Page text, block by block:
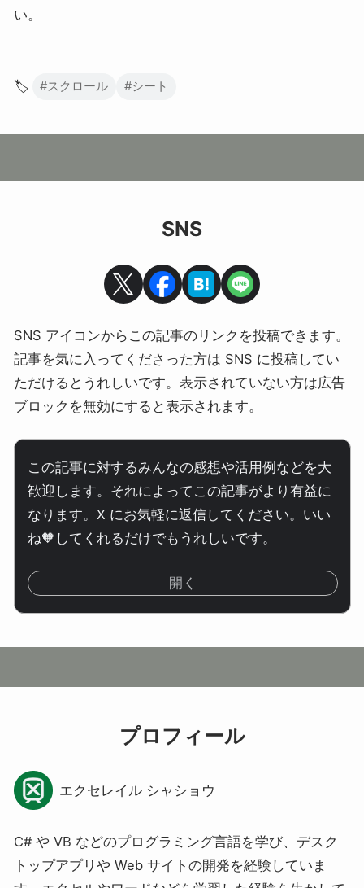
い。
🏷️ #スクロール #シート
SNS
SNS アイコンからこの記事のリンクを投稿できます。
記事を気に入ってくださった方は SNS に投稿してい
ただけるとうれしいです。表示されていない方は広告
ブロックを無効にすると表示されます。
この記事に対するみんなの感想や活用例などを大
歓迎します。それによってこの記事がより有益に
なります。X にお気軽に返信してください。いい
ね🧡してくれるだけでもうれしいです。
開く
プロフィール
エクセレイル シャショウ
C# や VB などのプログラミング言語を学び、デスク
トップアプリや Web サイトの開発を経験していま